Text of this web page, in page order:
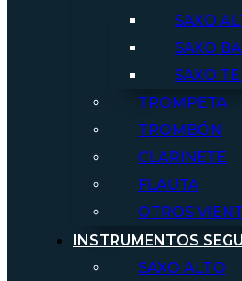
SAXO
SAXO
SAXO
TROMPETA
TROMBÓN
CLARINETE
FLAUTA
OTROS
INSTRUMENTOS
SAXO ALTO